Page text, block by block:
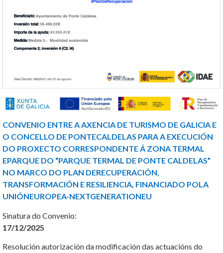
CONVENIO ENTRE A AXENCIA DE TURISMO DE GALICIA E
O CONCELLO DE PONTECALDELAS PARA A EXECUCIÓN
DO PROXECTO CORRESPONDENTE Á ZONA TERMAL
EPARQUE DO “PARQUE TERMAL DE PONTE CALDELAS”
NO MARCO DO PLAN DERECUPERACIÓN,
TRANSFORMACIÓN E RESILIENCIA, FINANCIADO POLA
UNIÓNEUROPEA-NEXTGENERATIONEU
Sinatura do Convenio:
17/12/2025
Resolución autorización da modificación das actuacións do